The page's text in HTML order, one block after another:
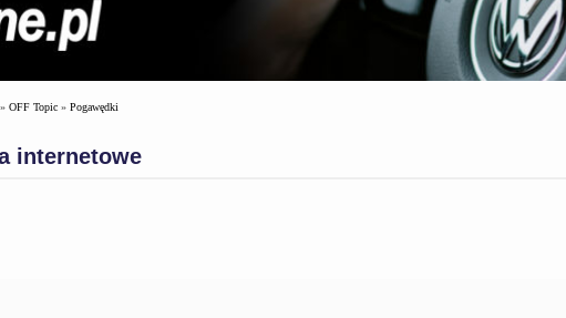
OFF Topic» Pogawędki
internetowe